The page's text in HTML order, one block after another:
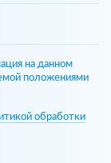
на данном
положениями
обработки